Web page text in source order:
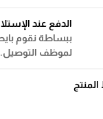
الدفع عند
ببساطة نقوم
لموظف التوصيل.